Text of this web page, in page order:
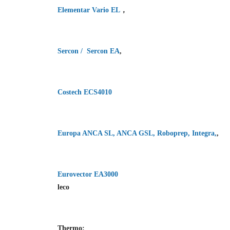
Elementar Vario EL ，
Sercon / Sercon EA,
Costech ECS4010
Europa ANCA SL, ANCA GSL, Roboprep, Integra,,
Eurovector EA3000
leco
Thermo: